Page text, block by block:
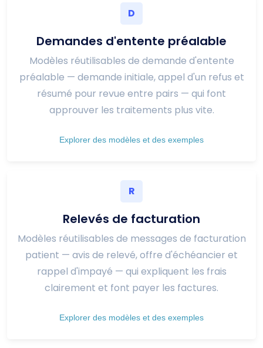
D
Demandes d'entente préalable
Modèles réutilisables de demande d'entente
préalable — demande initiale, appel d'un refus et
résumé pour revue entre pairs — qui font
approuver les traitements plus vite.
Explorer des modèles et des exemples
R
Relevés de facturation
Modèles réutilisables de messages de facturation
patient — avis de relevé, offre d'échéancier et
rappel d'impayé — qui expliquent les frais
clairement et font payer les factures.
Explorer des modèles et des exemples